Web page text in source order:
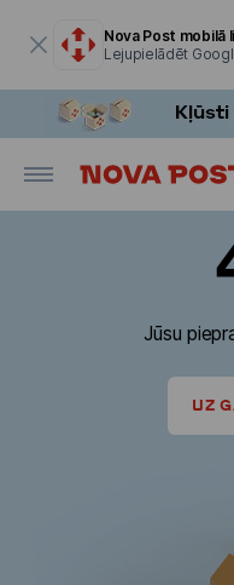
Nova Post mobilā
Lejupielādēt
Jūsu
UZ